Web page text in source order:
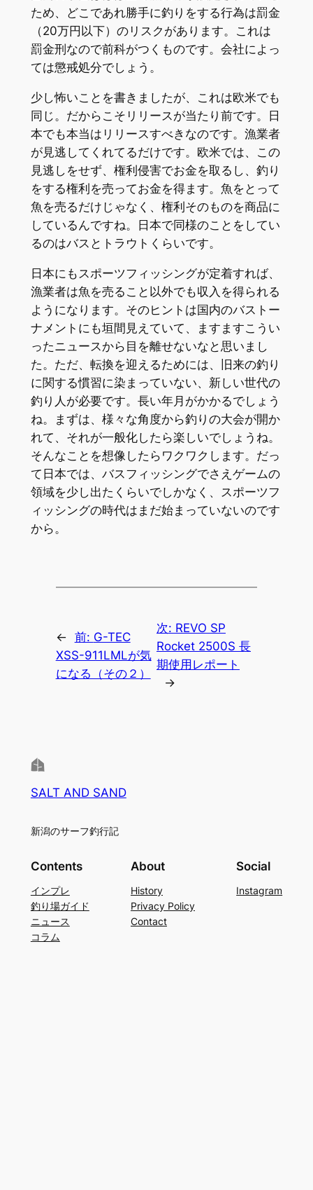
ため、どこであれ勝手に釣りをする行為は罰金
（20万円以下）のリスクがあります。これは
罰金刑なので前科がつくものです。会社によっ
ては懲戒処分でしょう。
少し怖いことを書きましたが、これは欧米でも
同じ。だからこそリリースが当たり前です。日
本でも本当はリリースすべきなのです。漁業者
が見逃してくれてるだけです。欧米では、この
見逃しをせず、権利侵害でお金を取るし、釣り
をする権利を売ってお金を得ます。魚をとって
魚を売るだけじゃなく、権利そのものを商品に
しているんですね。日本で同様のことをしてい
るのはバスとトラウトくらいです。
日本にもスポーツフィッシングが定着すれば、
漁業者は魚を売ること以外でも収入を得られる
ようになります。そのヒントは国内のバストー
ナメントにも垣間見えていて、ますますこうい
ったニュースから目を離せないなと思いまし
た。ただ、転換を迎えるためには、旧来の釣り
に関する慣習に染まっていない、新しい世代の
釣り人が必要です。長い年月がかかるでしょう
ね。まずは、様々な角度から釣りの大会が開か
れて、それが一般化したら楽しいでしょうね。
そんなことを想像したらワクワクします。だっ
て日本では、バスフィッシングでさえゲームの
領域を少し出たくらいでしかなく、スポーツフ
ィッシングの時代はまだ始まっていないのです
から。
← 前: G-TEC
XSS-911LMLが気
になる（その２）
次: REVO SP
Rocket 2500S 長
期使用レポート
→
SALT AND SAND
新潟のサーフ釣行記
Contents
インプレ
釣り場ガイド
ニュース
コラム
About
History
Privacy Policy
Contact
Social
Instagram